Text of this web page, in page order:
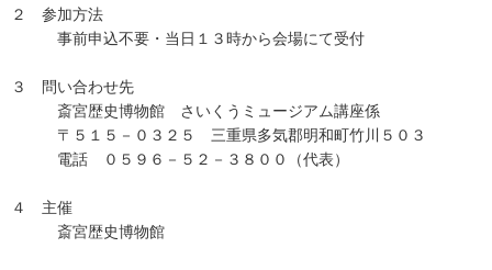
２ 参加方法
事前申込不要・当日１３時から会場にて受付
３ 問い合わせ先
斎宮歴史博物館 さいくうミュージアム講座係
〒５１５－０３２５ 三重県多気郡明和町竹川５０３
電話 ０５９６－５２－３８００（代表）
４ 主催
斎宮歴史博物館